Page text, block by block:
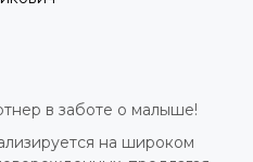
в заботе о малыше!
на широком